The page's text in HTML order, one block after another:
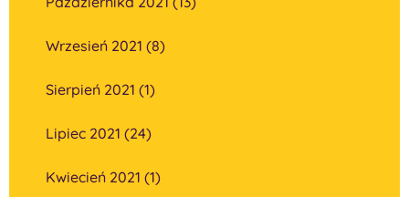
Wrzesień 2021 (8)
Sierpień 2021 (1)
Lipiec 2021 (24)
Kwiecień 2021 (1)